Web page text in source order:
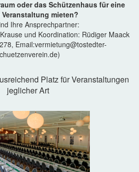
oder das Schützenhaus für eine
mieten?
Ihre Ansprechpartner:
und Koordination: Rüdiger Maack
Email:vermietung@tostedter-
Platz für Veranstaltungen
jeglicher Art